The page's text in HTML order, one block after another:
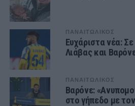
ΠΑΝΑΙΤΩΛΙΚΟΣ
Ευχάριστα νέα:
Λιάβας και
ΠΑΝΑΙΤΩΛΙΚΟΣ
Βαρόνε:
στο γήπεδο με